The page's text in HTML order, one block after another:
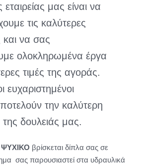
εταιρείας μας είναι να
τις καλύτερες
και να σας
ολοκληρωμένα έργα
τιμές της αγοράς.
ευχαριστημένοι
την καλύτερη
της δουλειάς μας.
βρίσκεται δίπλα σας σε
σας παρουσιαστεί στα υδραυλικά